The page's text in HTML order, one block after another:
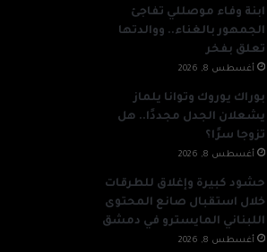
ابنة وفاء موصللي تفاجئ
الجمهور بالغناء.. ووالدتها
تعلق بفخر
أغسطس 8, 2026
بوراك يوروك وتوانا يلماز
يشعلان الجدل مجددًا.. هل
تزوجا سرًا؟
أغسطس 8, 2026
حشود كبيرة وإغلاق للطرقات
خلال استقبال صانع المحتوى
اللبناني المايسترو في دمشق
أغسطس 8, 2026